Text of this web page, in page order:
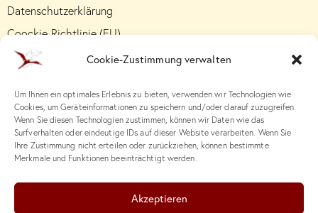
Cookie-Zustimmung verwalten
Um Ihnen ein optimales Erlebnis zu bieten, verwenden wir Technologien wie
Cookies, um Geräteinformationen zu speichern und/oder darauf zuzugreifen.
Wenn Sie diesen Technologien zustimmen, können wir Daten wie das
Surfverhalten oder eindeutige IDs auf dieser Website verarbeiten. Wenn Sie
Ihre Zustimmung nicht erteilen oder zurückziehen, können bestimmte
Merkmale und Funktionen beeinträchtigt werden.
Akzeptieren
Datenschutzerklärung
Coockie-Richtlinie (EU)